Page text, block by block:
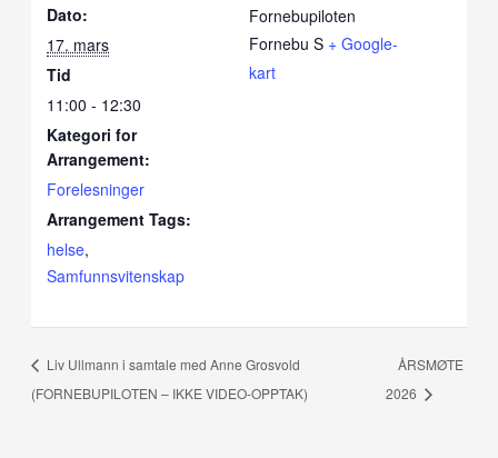
Dato:
17. mars
Tid
11:00 - 12:30
Kategori for
Arrangement:
Forelesninger
Arrangement Tags:
helse,
Samfunnsvitenskap
Fornebupiloten
Fornebu S + Google-
kart
Liv Ullmann i samtale med Anne Grosvold
(FORNEBUPILOTEN – IKKE VIDEO-OPPTAK)
ÅRSMØTE
2026